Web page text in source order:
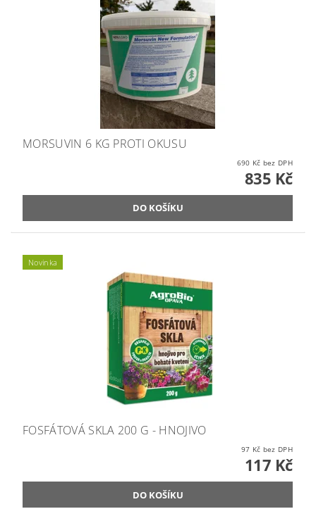
MORSUVIN 6 KG PROTI OKUSU
690 Kč bez DPH
835 Kč
Novinka
FOSFÁTOVÁ SKLA 200 G - HNOJIVO
97 Kč bez DPH
117 Kč